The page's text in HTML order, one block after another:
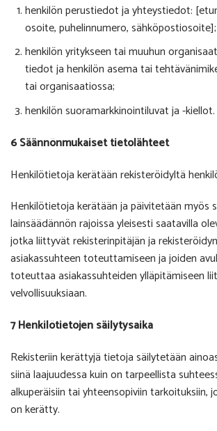
henkilön perustiedot ja yhteystiedot:
osoite, puhelinnumero, sähköpostiosoite];
henkilön yritykseen tai muuhun
tiedot ja henkilön asema tai
tai organisaatiossa;
henkilön suoramarkkinointiluvat ja -kiellot.
6 Säännönmukaiset tietolähteet
Henkilötietoja kerätään rekisteröidyltä
Henkilötietoja kerätään ja päivitetään myös
lainsäädännön rajoissa yleisesti saatavilla
jotka liittyvät rekisterinpitäjän ja
asiakassuhteen toteuttamiseen ja joiden
toteuttaa asiakassuhteiden ylläpitämiseen
velvollisuuksiaan.
7 Henkilötietojen säilytysaika
Rekisteriin kerättyjä tietoja säilytetään
siinä laajuudessa kuin on tarpeellista
alkuperäisiin tai yhteensopiviin tarkoituksiin,
on kerätty.